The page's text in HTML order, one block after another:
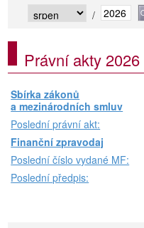
/
Právní akty 2026
Sbírka zákonů
a mezinárodních smluv
Poslední právní akt:
Finanční zpravodaj
Poslední číslo vydané MF:
Poslední předpis: